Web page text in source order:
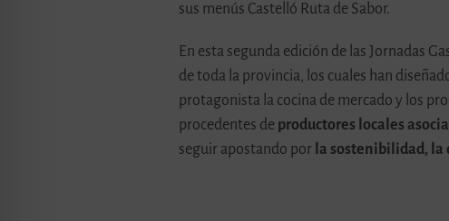
sus menús Castelló Ruta de Sabor.
En esta segunda edición de las Jornadas
de toda la provincia, los cuales han
protagonista la cocina de mercado y los
procedentes de productores locales
seguir apostando por la sostenibilidad, la